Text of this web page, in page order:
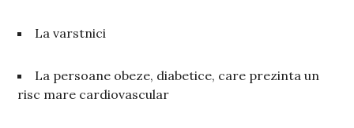
La varstnici
La persoane obeze, diabetice, care prezinta un
risc mare cardiovascular